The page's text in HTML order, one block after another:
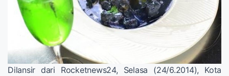
Dilansir dari Rocketnews24, Selasa (24/6.2014), Kota